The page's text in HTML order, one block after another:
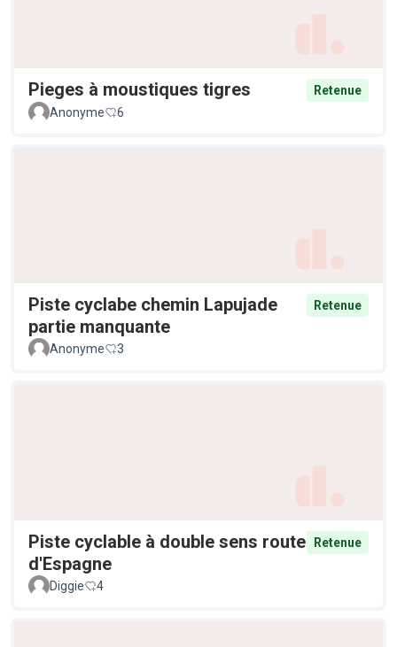
Pieges à moustiques tigres
Retenue
Anonyme
6
Piste cyclabe chemin Lapujade
partie manquante
Retenue
Anonyme 3
Piste cyclable à double sens route
d'Espagne
Retenue
Diggie 4